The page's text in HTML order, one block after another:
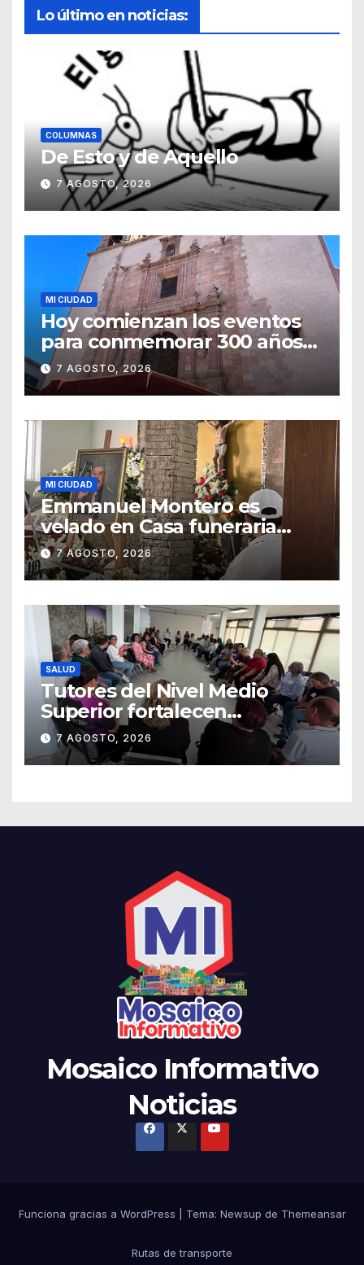
Lo último en noticias:
COLUMNAS
De Esto y de Aquello
7 AGOSTO, 2026
MI CIUDAD
Hoy comienzan los eventos
para conmemorar 300 años
del templo de San Roque
7 AGOSTO, 2026
MI CIUDAD
Emmanuel Montero es
velado en Casa funeraria
Forasté
7 AGOSTO, 2026
SALUD
Tutores del Nivel Medio
Superior fortalecen
estrategias para la
prevención de la violencia en
el noviazgo
7 AGOSTO, 2026
Mosaico Informativo
Noticias
Funciona gracias a WordPress Tema: Newsup de Themeansar
Rutas de transporte